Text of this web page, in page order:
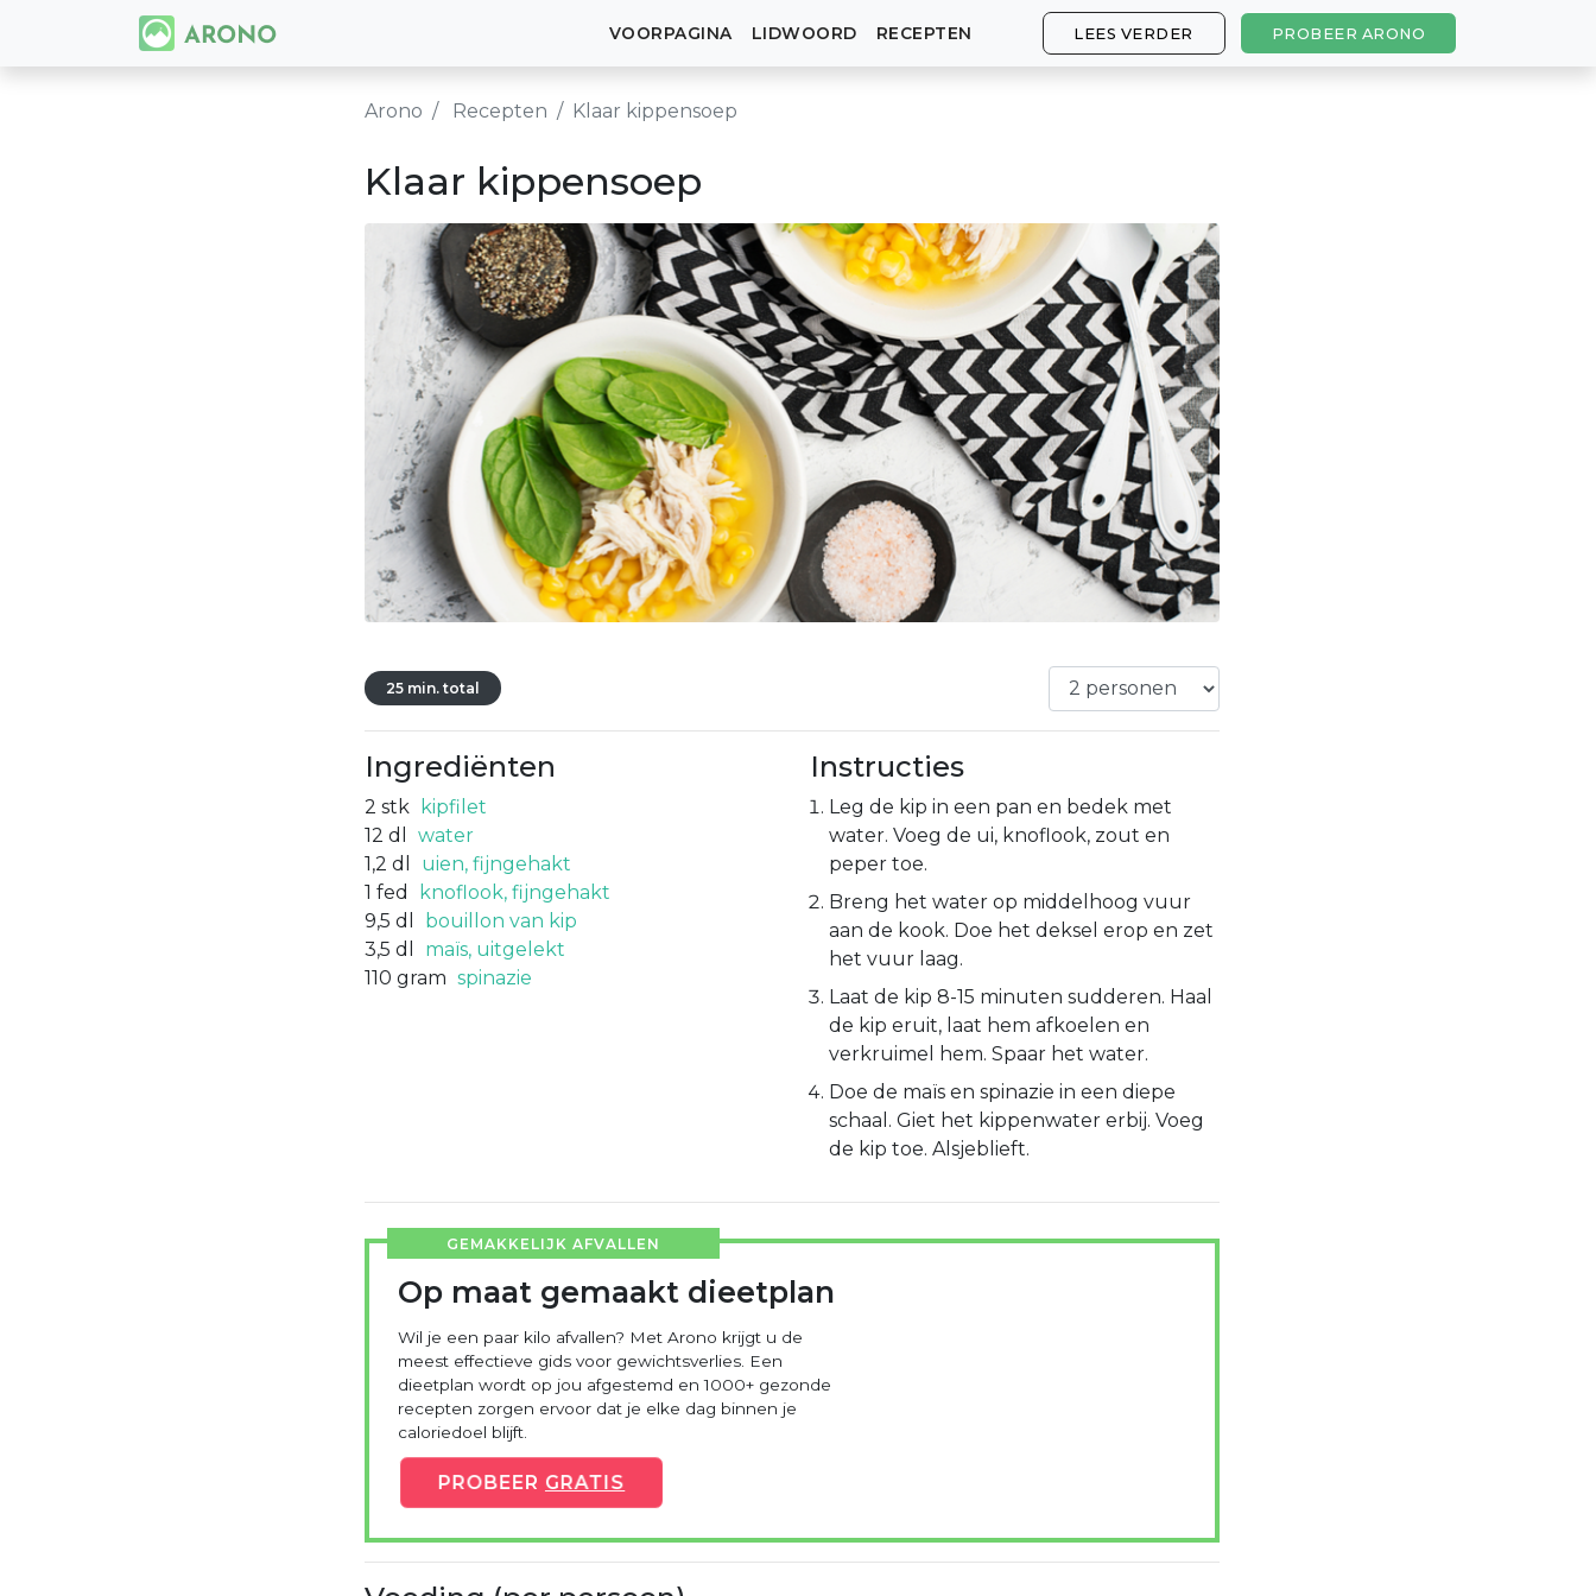
VOORPAGINA LIDWOORD RECEPTEN LEES VERDER PROBEER ARONO
Arono Recepten Klaar kippensoep
Klaar kippensoep
25 min. total
Ingrediënten
2 stk
kipfilet
12 dl
water
1,2 dl
uien, fijngehakt
1 fed
knoflook, fijngehakt
9,5 dl
bouillon van kip
3,5 dl
maïs, uitgelekt
110 gram spinazie
Instructies
Leg de kip in een pan en bedek met
water. Voeg de ui, knoflook, zout en
peper toe.
Breng het water op middelhoog vuur
aan de kook. Doe het deksel erop en zet
het vuur laag.
Laat de kip 8-15 minuten sudderen. Haal
de kip eruit, laat hem afkoelen en
verkruimel hem. Spaar het water.
Doe de maïs en spinazie in een diepe
schaal. Giet het kippenwater erbij. Voeg
de kip toe. Alsjeblieft.
GEMAKKELIJK AFVALLEN
Op maat gemaakt dieetplan
Wil je een paar kilo afvallen? Met Arono krijgt u de
meest effectieve gids voor gewichtsverlies. Een
dieetplan wordt op jou afgestemd en 1000+ gezonde
recepten zorgen ervoor dat je elke dag binnen je
caloriedoel blijft.
PROBEER GRATIS